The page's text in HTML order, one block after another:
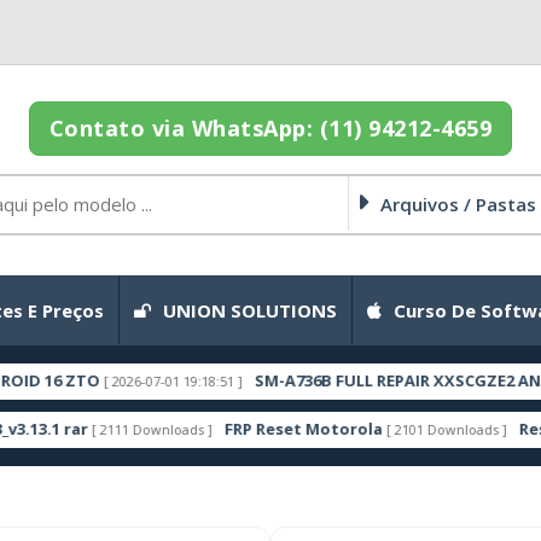
Contato via WhatsApp: (11) 94212-4659
Arquivos / Pastas
E Preços UNION SOLUTIONS Curso De
[ 2026-07-01 19:18:51 ] SM-A736B FULL REPAIR XXSCGZE2 ANDROID 16
[ 2111 Downloads ] FRP Reset Motorola [ 2101 Downloads ] Rescue and